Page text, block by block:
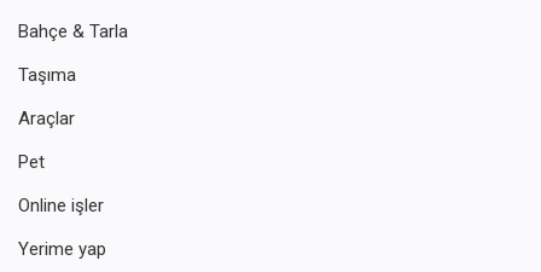
Bahçe & Tarla
Taşıma
Araçlar
Pet
Online işler
Yerime yap